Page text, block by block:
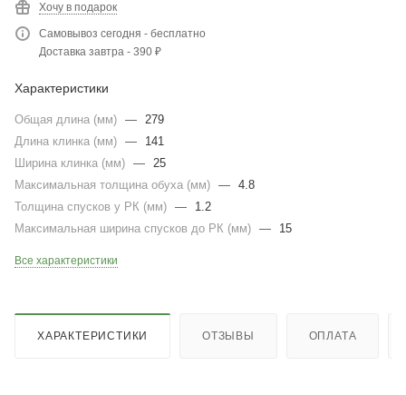
Хочу в подарок
Самовывоз сегодня - бесплатно
Доставка завтра - 390 ₽
Характеристики
Общая длина (мм) — 279
Длина клинка (мм) —
141
Ширина клинка (мм) — 25
Максимальная толщина обуха (мм) — 4.8
Толщина спусков у РК (мм) —
1.2
Максимальная ширина спусков до РК (мм) — 15
Все характеристики
ХАРАКТЕРИСТИКИ ОТЗЫВЫ ОПЛАТА